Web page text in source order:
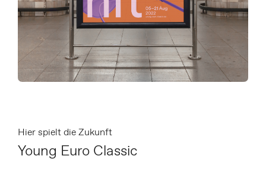
Hier spielt die Zukunft
Young Euro Classic